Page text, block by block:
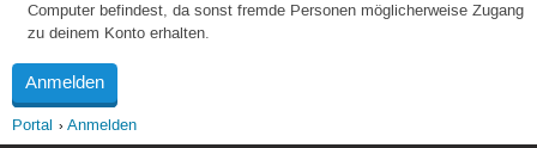
Computer befindest, da sonst fremde Personen möglicherweise Zugang
zu deinem Konto erhalten.
Portal Anmelden